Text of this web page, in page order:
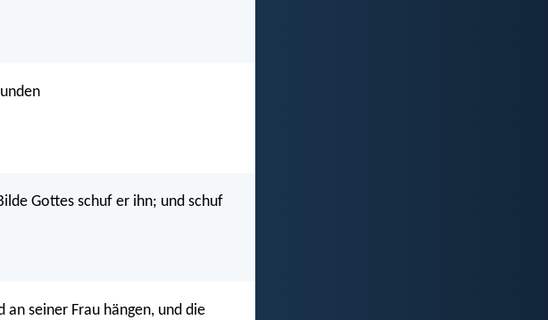
Gottes schuf er ihn; und schuf
seiner Frau hängen, und die